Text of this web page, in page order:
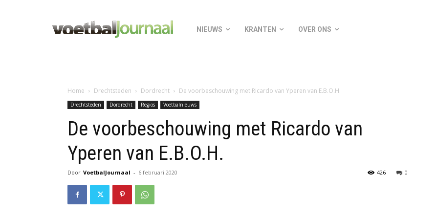
NIEUWS KRANTEN OVER ONS
Home Drechtsteden Dordrecht De voorbeschouwing met Ricardo van Yperen van E.B.O.H.
Drechtsteden Dordrecht Regios Voetbalnieuws
De voorbeschouwing met Ricardo van
Yperen van E.B.O.H.
Door VoetbalJournaal - 6 februari 2020 0
426